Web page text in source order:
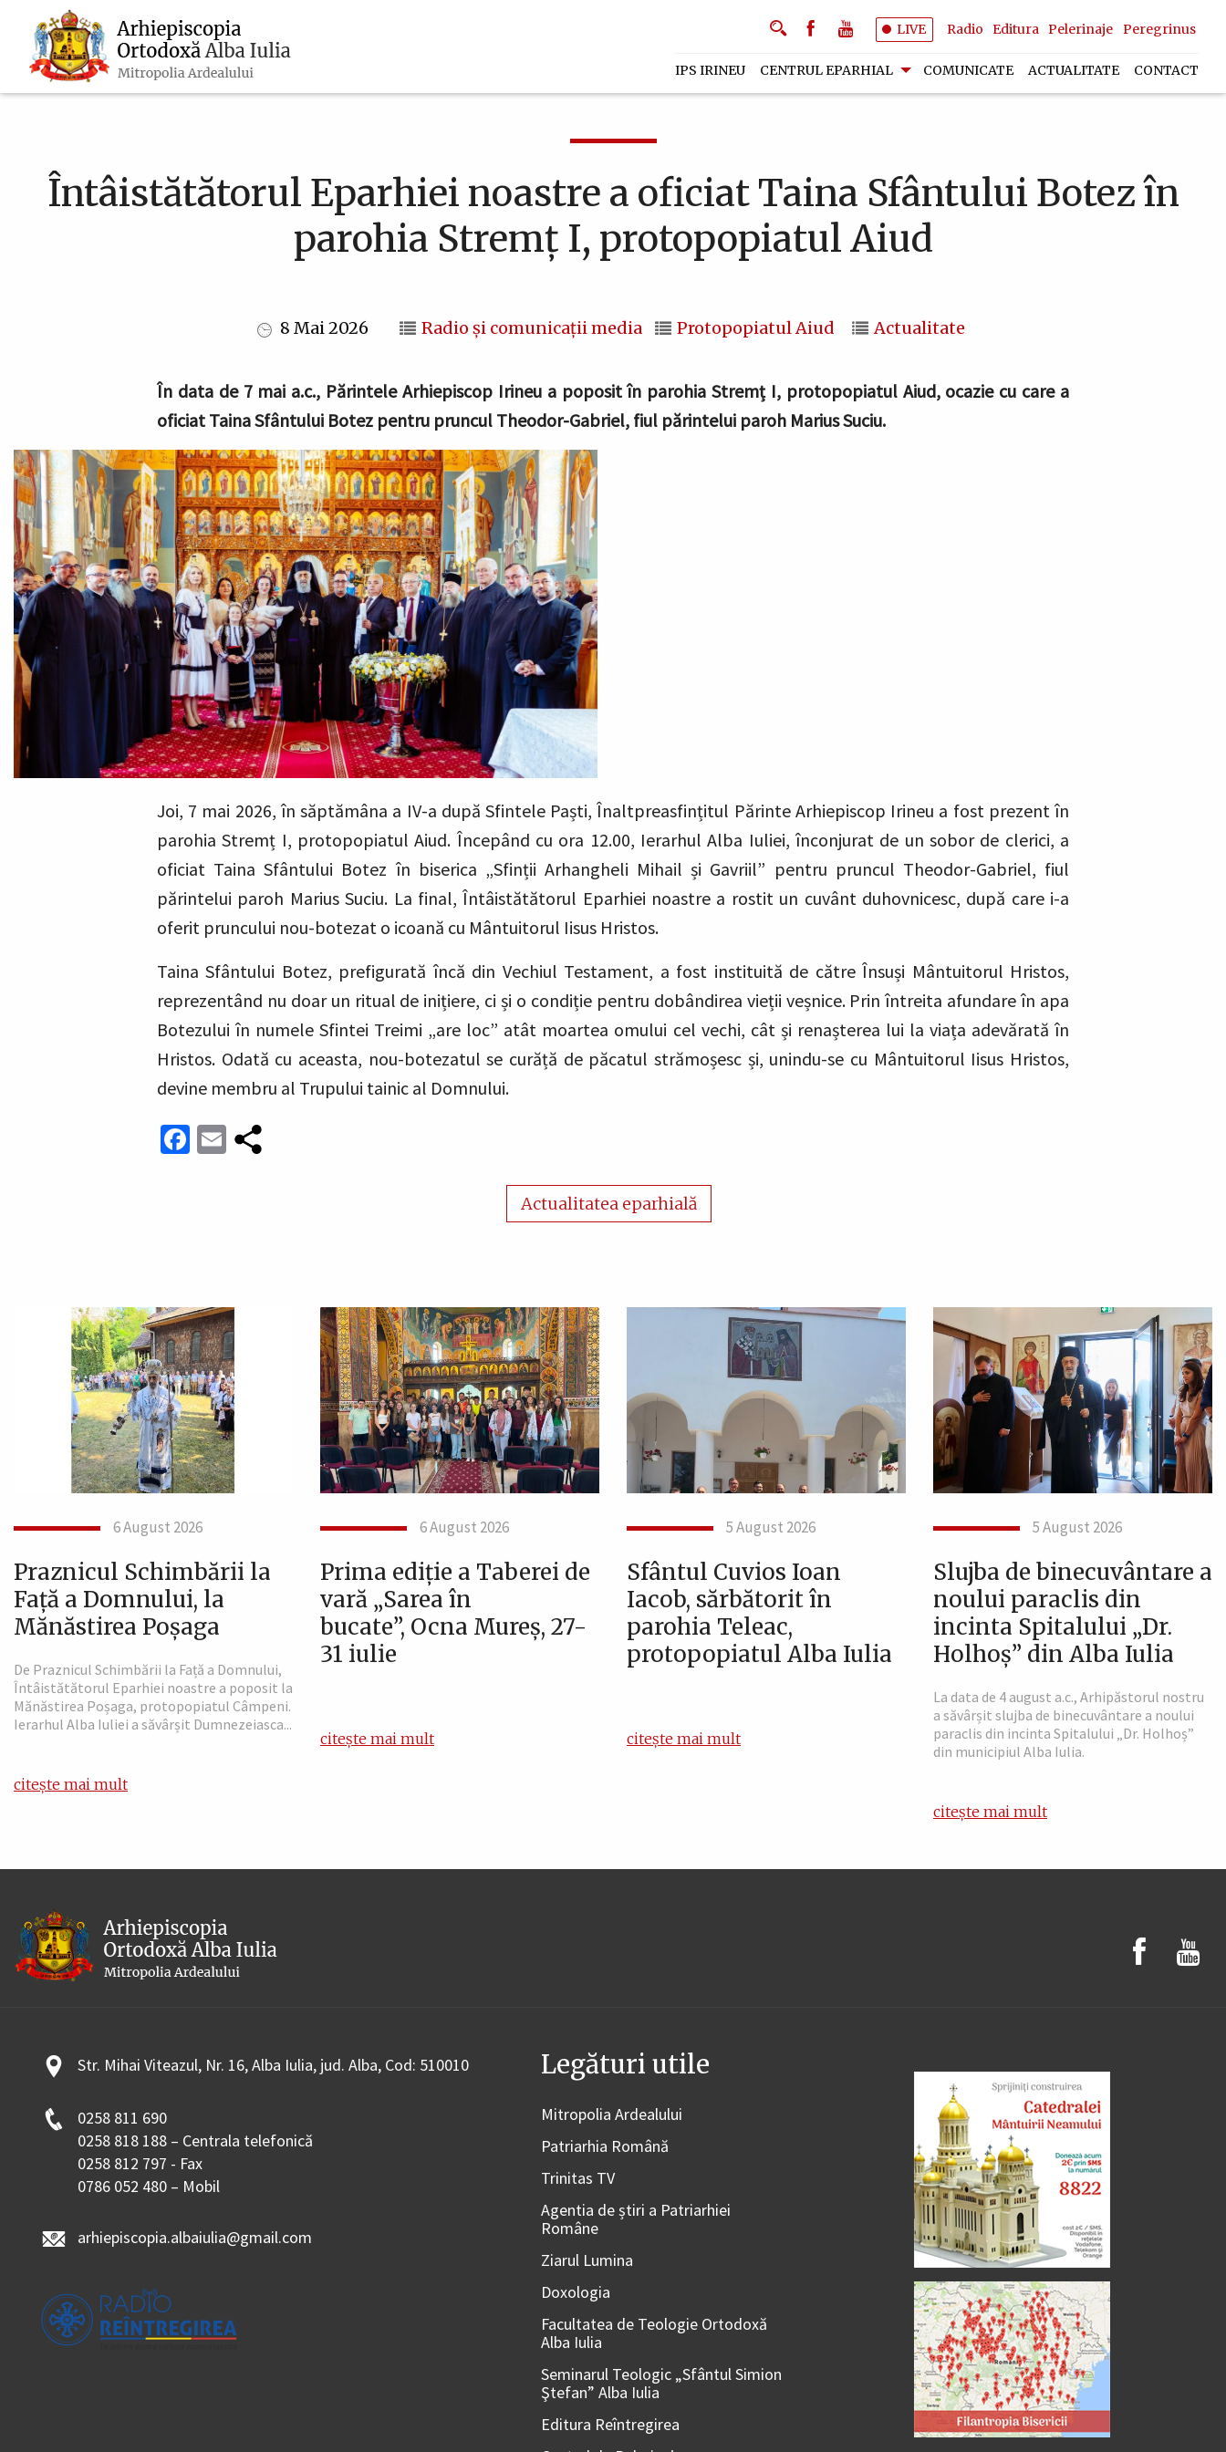
conţinutul
principal
Navigare
principală
LIVE Radio Editura Pelerinaje Peregrinus
IPS IRINEU CENTRUL EPARHIAL COMUNICATE ACTUALITATE CONTACT
Întâistătătorul Eparhiei noastre a oficiat Taina Sfântului Botez în
parohia Stremț I, protopopiatul Aiud
8 Mai 2026 Radio și comunicații media Protopopiatul Aiud Actualitate
În data de 7 mai a.c., Părintele Arhiepiscop Irineu a poposit în parohia Stremț I, protopopiatul Aiud, ocazie cu care a
oficiat Taina Sfântului Botez pentru pruncul Theodor-Gabriel, fiul părintelui paroh Marius Suciu.
Joi, 7 mai 2026, în săptămâna a IV-a după Sfintele Paști, Înaltpreasfințitul Părinte Arhiepiscop Irineu a fost prezent în
parohia Stremț I, protopopiatul Aiud. Începând cu ora 12.00, Ierarhul Alba Iuliei, înconjurat de un sobor de clerici, a
oficiat Taina Sfântului Botez în biserica „Sfinții Arhangheli Mihail și Gavriil” pentru pruncul Theodor-Gabriel, fiul
părintelui paroh Marius Suciu. La final, Întâistătătorul Eparhiei noastre a rostit un cuvânt duhovnicesc, după care i-a
oferit pruncului nou-botezat o icoană cu Mântuitorul Iisus Hristos.
Taina Sfântului Botez, prefigurată încă din Vechiul Testament, a fost instituită de către Însuși Mântuitorul Hristos,
reprezentând nu doar un ritual de inițiere, ci și o condiție pentru dobândirea vieții veșnice. Prin întreita afundare în apa
Botezului în numele Sfintei Treimi „are loc” atât moartea omului cel vechi, cât și renașterea lui la viața adevărată în
Hristos. Odată cu aceasta, nou-botezatul se curăță de păcatul strămoșesc și, unindu-se cu Mântuitorul Iisus Hristos,
devine membru al Trupului tainic al Domnului.
Facebook
Email
Actualitatea eparhială
6 August 2026
Praznicul Schimbării la
Față a Domnului, la
Mănăstirea Poșaga
De Praznicul Schimbării la Față a Domnului,
Întâistătătorul Eparhiei noastre a poposit la
Mănăstirea Poșaga, protopopiatul Câmpeni.
Ierarhul Alba Iuliei a săvârșit Dumnezeiasca...
citește mai mult
6 August 2026
Prima ediție a Taberei de
vară „Sarea în
bucate”, Ocna Mureș, 27-
31 iulie
citește mai mult
5 August 2026
Sfântul Cuvios Ioan
Iacob, sărbătorit în
parohia Teleac,
protopopiatul Alba Iulia
citește mai mult
5 August 2026
Slujba de binecuvântare a
noului paraclis din
incinta Spitalului „Dr.
Holhoș” din Alba Iulia
La data de 4 august a.c., Arhipăstorul nostru
a săvârșit slujba de binecuvântare a noului
paraclis din incinta Spitalului „Dr. Holhoș”
din municipiul Alba Iulia.
citește mai mult
Str. Mihai Viteazul, Nr. 16, Alba Iulia, jud. Alba, Cod: 510010
0258 811 690
0258 818 188 – Centrala telefonică
0258 812 797 - Fax
0786 052 480 – Mobil
arhiepiscopia.albaiulia@gmail.com
Legături utile
Mitropolia Ardealului
Patriarhia Română
Trinitas TV
Agentia de știri a Patriarhiei
Române
Ziarul Lumina
Doxologia
Facultatea de Teologie Ortodoxă
Alba Iulia
Seminarul Teologic „Sfântul Simion
Ştefan” Alba Iulia
Editura Reîntregirea